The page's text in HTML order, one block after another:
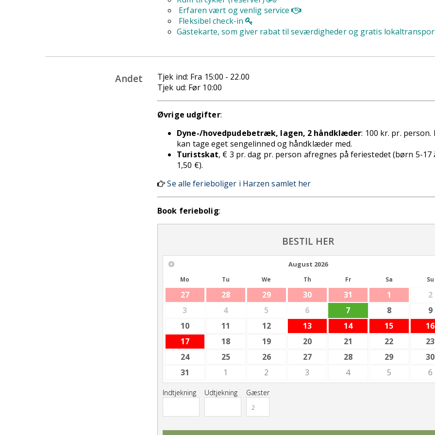
Erfaren vært og venlig service
Fleksibel check-in
Gästekarte, som giver rabat til seværdigheder og gratis
Andet
Tjek ind: Fra 15:00 - 22.00
Tjek ud: Før 10:00
Øvrige udgifter:
Dyne-/hovedpudebetræk, lagen, 2 håndklæder: 100 kr. pr. person.
kan tage eget sengelinned og håndklæder med.
Turistskat, € 3 pr. dag pr. person afregnes på feriestedet (børn 5-17
1,50 €).
Se alle ferieboliger i Harzen samlet her
Book feriebolig:
BESTIL HER
August 2026
Mo Tu We Th Fr Sa Su
27 28 29 30 31 1
2
3
4 5 6 7 8
9
10
11 12 13 14 15
16
17
18 19 20 21 22
23
24
25 26 27 28 29
30
31
1 2 3 4 5 6
Indtjekning Udtjekning Gæster
2